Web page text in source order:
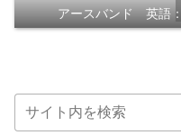
アースバンド 英語